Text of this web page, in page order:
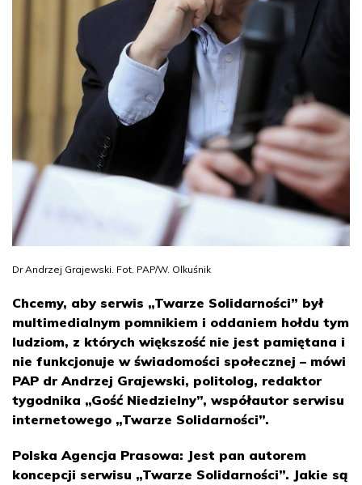
Dr Andrzej Grajewski. Fot. PAP/W. Olkuśnik
Chcemy, aby serwis „Twarze Solidarności” był
multimedialnym pomnikiem i oddaniem hołdu tym
ludziom, z których większość nie jest pamiętana i
nie funkcjonuje w świadomości społecznej – mówi
PAP dr Andrzej Grajewski, politolog, redaktor
tygodnika „Gość Niedzielny”, współautor serwisu
internetowego „Twarze Solidarności”.
Polska Agencja Prasowa: Jest pan autorem
koncepcji serwisu „Twarze Solidarności”. Jakie są